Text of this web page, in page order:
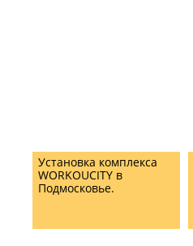
Установка комплекса
WORKOUCITY в
Подмосковье.